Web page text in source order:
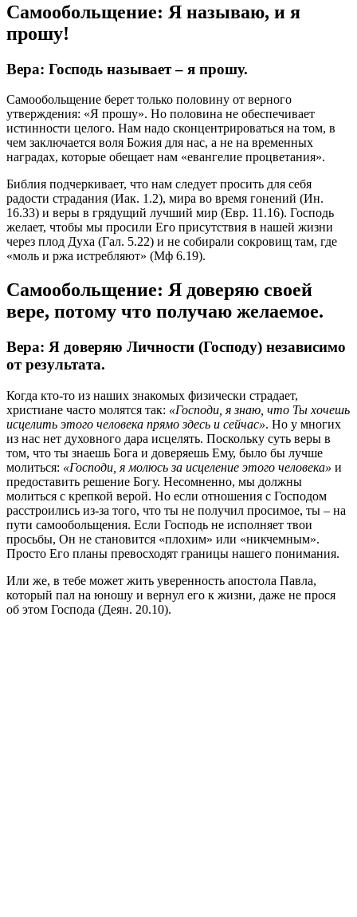
Самообольщение: Я называю, и я
прошу!
Вера: Господь называет – я прошу.
Самообольщение берет только половину от верного
утверждения: «Я прошу». Но половина не обеспечивает
истинности целого. Нам надо сконцентрироваться на том, в
чем заключается воля Божия для нас, а не на временных
наградах, которые обещает нам «евангелие процветания».
Библия подчеркивает, что нам следует просить для себя
радости страдания (Иак. 1.2), мира во время гонений (Ин.
16.33) и веры в грядущий лучший мир (Евр. 11.16). Господь
желает, чтобы мы просили Его присутствия в нашей жизни
через плод Духа (Гал. 5.22) и не собирали сокровищ там, где
«моль и ржа истребляют» (Мф 6.19).
Самообольщение: Я доверяю своей
вере, потому что получаю желаемое.
Вера: Я доверяю Личности (Господу) независимо
от результата.
Когда кто-то из наших знакомых физически страдает,
христиане часто молятся так: «Господи, я знаю, что Ты хочешь
исцелить этого человека прямо здесь и сейчас». Но у многих
из нас нет духовного дара исцелять. Поскольку суть веры в
том, что ты знаешь Бога и доверяешь Ему, было бы лучше
молиться: «Господи, я молюсь за исцеление этого человека» и
предоставить решение Богу. Несомненно, мы должны
молиться с крепкой верой. Но если отношения с Господом
расстроились из-за того, что ты не получил просимое, ты – на
пути самообольщения. Если Господь не исполняет твои
просьбы, Он не становится «плохим» или «никчемным».
Просто Его планы превосходят границы нашего понимания.
Или же, в тебе может жить уверенность апостола Павла,
который пал на юношу и вернул его к жизни, даже не прося
об этом Господа (Деян. 20.10).